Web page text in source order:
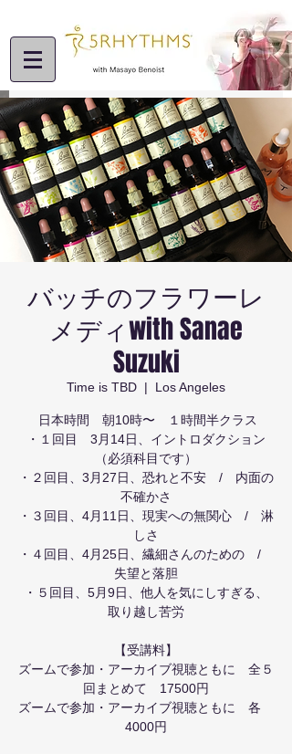
バッチのフラワーレ
メディwith Sanae
Suzuki
Time is TBD
  |
Los Angeles
日本時間 朝10時〜 １時間半クラス
・１回目 3月14日、イントロダクション
（必須科目です）
・２回目、3月27日、恐れと不安 / 内面の
不確かさ
・３回目、4月11日、現実への無関心 / 淋
しさ
・４回目、4月25日、繊細さんのための /
失望と落胆
・５回目、5月9日、他人を気にしすぎる、
取り越し苦労
​【受講料】
ズームで参加・アーカイブ視聴ともに 全５
回まとめて 17500円
ズームで参加・アーカイブ視聴ともに 各
4000円